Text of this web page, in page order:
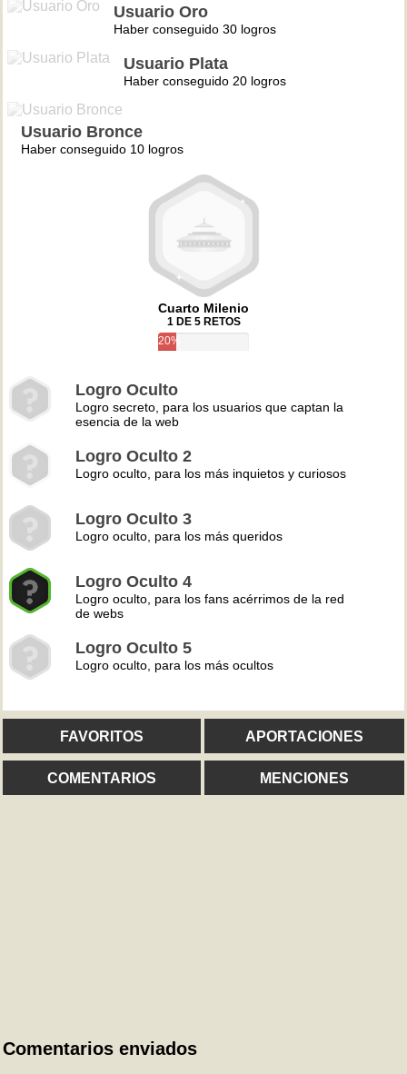
Usuario Oro
Haber conseguido 30 logros
Usuario Plata
Haber conseguido 20 logros
Usuario Bronce
Haber conseguido 10 logros
Cuarto Milenio
1 DE 5 RETOS
20%
Logro Oculto
Logro secreto, para los usuarios que captan la
esencia de la web
Logro Oculto 2
Logro oculto, para los más inquietos y curiosos
Logro Oculto 3
Logro oculto, para los más queridos
Logro Oculto 4
Logro oculto, para los fans acérrimos de la red
de webs
Logro Oculto 5
Logro oculto, para los más ocultos
FAVORITOS APORTACIONES
COMENTARIOS MENCIONES
Comentarios enviados